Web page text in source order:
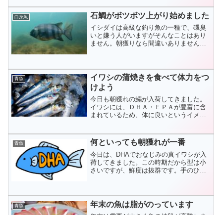
要不可欠な措置なの...
白身魚 石鯛がボツボツ上がり始めました
イシダイは高級な釣り魚の一種で、磯臭
いと嫌う人がいますがそんなことはあり
ません。朝獲りなら間違いありません。
なら朝獲れをお勧めし...
青魚
イワシの蒲焼きを食べて体力をつ
けよう
今日も朝獲れの鰯が入荷してきました。
イワシには、ＤＨＡ・ＥＰＡが豊富に含
まれているため、体に良いというイメー
神経の細胞の活性を...
青魚 何といっても朝獲れが一番
今日は、DHAでおなじみの真イワシが入
荷してきました。この時期だから型は小
さいですが、鮮度は抜群です。手のひら
でセリがあります。...
青魚 年末の魚は脂がのっています